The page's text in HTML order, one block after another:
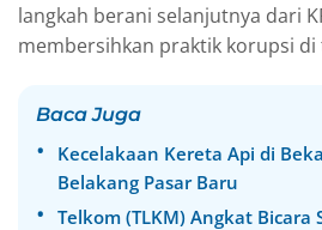
langkah berani selanjutnya dari
membersihkan praktik korupsi di
Baca Juga
Kecelakaan Kereta Api di
Belakang Pasar Baru
Telkom (TLKM) Angkat Bicara